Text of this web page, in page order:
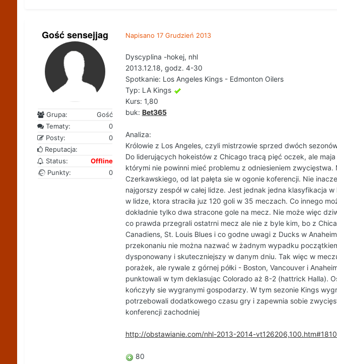
Gość sensejjag
Grupa:
Gość
Tematy:
0
Posty:
0
Reputacja:
Status:
Offline
Punkty:
0
Napisano 17 Grudzień 2013
Dyscyplina -hokej, nhl
2013.12.18, godz. 4-30
Spotkanie: Los Angeles Kings - Edmonton Oilers
Typ: LA Kings
Kurs: 1,80
buk: Bet365
Analiza:
Królowie z Los Angeles, czyli mistrzowie sprzed dwóch
Do liderujących hokeistów z Chicago tracą pięć oczek, ale
którymi nie powinni mieć problemu z odniesieniem
Czerkawskiego, od lat pałęta sie w ogonie koferencji. Nie
najgorszy zespół w całej lidze. Jest jednak jedna klasyfikacja
w lidze, ktora straciła juz 120 goli w 35 meczach. Co innego
dokładnie tylko dwa stracone gole na mecz. Nie może więc
co prawda przegrali ostatrni mecz ale nie z byle kim, bo z
Canadiens, St. Louis Blues i co godne uwagi z Ducks w
przekonaniu nie można nazwać w żadnym wypadku
dysponowany i skuteczniejszy w danym dniu. Tak więc w
porażek, ale rywale z górnej półki - Boston, Vancouver i
punktowali w tym deklasując Colorado aż 8-2 (hattrick Halla).
kończyły sie wygranymi gospodarzy. W tym sezonie Kings
potrzebowali dodatkowego czasu gry i zapewnia sobie
konferencji zachodniej
http://obstawianie.com/nhl-2013-2014-
80